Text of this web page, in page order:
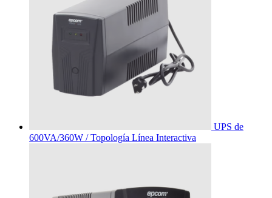
UPS de
600VA/360W / Topología Línea Interactiva